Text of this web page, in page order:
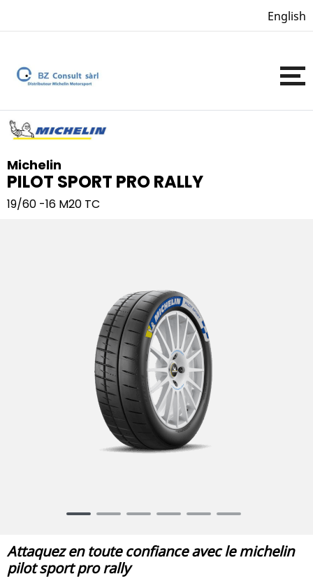
English
Michelin
PILOT SPORT PRO RALLY
19/60 -16 M20 TC
6
Attaquez en toute confiance avec le michelin
pilot sport pro rally